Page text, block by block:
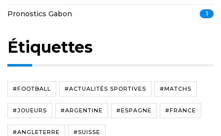
Pronostics Gabon 1
Étiquettes
#FOOTBALL #ACTUALITÉS SPORTIVES #MATCHS
#JOUEURS #ARGENTINE #ESPAGNE #FRANCE
#ANGLETERRE #SUISSE